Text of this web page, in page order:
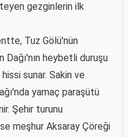
gezginlerin ilk
Tuz Gölü'nün
Dağı'nın heybetli duruşu
sunar. Sakin ve
yamaç paraşütü
Şehir turunu
meşhur Aksaray Çöreği